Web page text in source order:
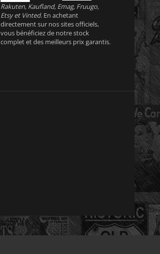
Rakuten, Kaufland, Emag, Fruugo,
Etsy et Vinted. En achetant
directement sur nos sites officiels,
vous bénéficiez de notre stock
complet et des meilleurs prix garantis.